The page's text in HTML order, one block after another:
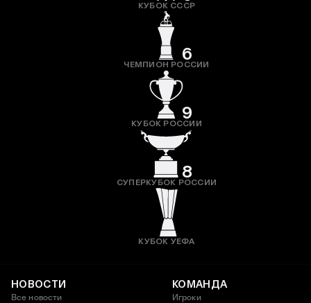
КУБОК СССР
6
ЧЕМПИОН РОССИИ
9
КУБОК РОССИИ
8
СУПЕРКУБОК РОССИИ
КУБОК УЕФА
НОВОСТИ
Все новости
КОМАНДА
Игроки